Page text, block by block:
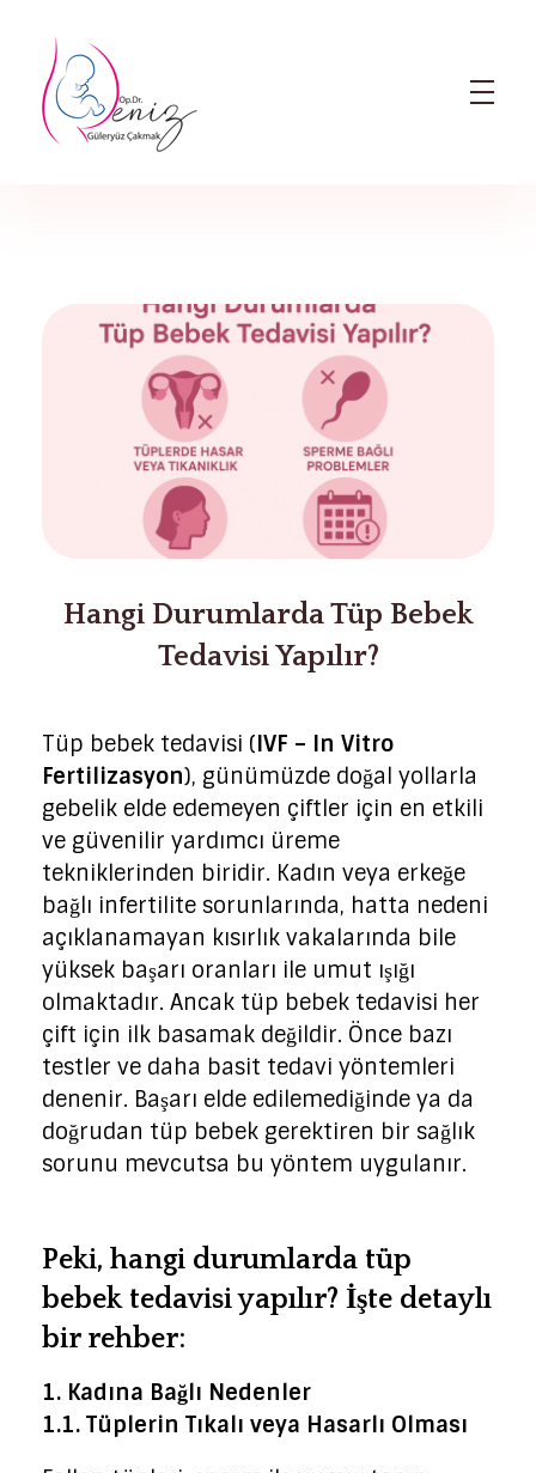
Hangi Durumlarda Tüp Bebek
Tedavisi Yapılır?
Tüp bebek tedavisi (IVF – In Vitro
Fertilizasyon), günümüzde doğal yollarla
gebelik elde edemeyen çiftler için en etkili
ve güvenilir yardımcı üreme
tekniklerinden biridir. Kadın veya erkeğe
bağlı infertilite sorunlarında, hatta nedeni
açıklanamayan kısırlık vakalarında bile
yüksek başarı oranları ile umut ışığı
olmaktadır. Ancak tüp bebek tedavisi her
çift için ilk basamak değildir. Önce bazı
testler ve daha basit tedavi yöntemleri
denenir. Başarı elde edilemediğinde ya da
doğrudan tüp bebek gerektiren bir sağlık
sorunu mevcutsa bu yöntem uygulanır.
Peki, hangi durumlarda tüp
bebek tedavisi yapılır? İşte detaylı
bir rehber:
1. Kadına Bağlı Nedenler
1.1. Tüplerin Tıkalı veya Hasarlı Olması